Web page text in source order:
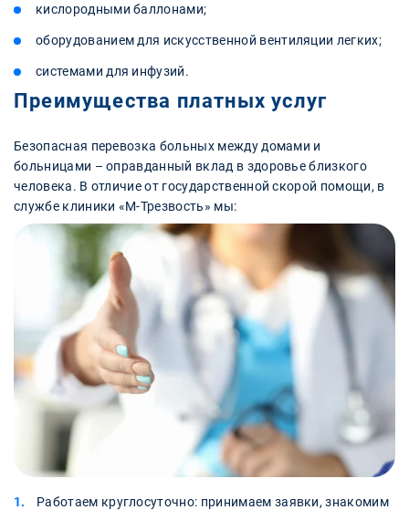
кислородными баллонами;
оборудованием для искусственной вентиляции легких;
системами для инфузий.
Преимущества платных услуг
Безопасная перевозка больных между домами и
больницами – оправданный вклад в здоровье близкого
человека. В отличие от государственной скорой помощи, в
службе клиники «М-Трезвость» мы:
Работаем круглосуточно: принимаем заявки, знакомим